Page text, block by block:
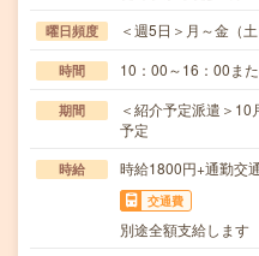
曜日頻度 ＜週5日＞月～金（
時間 10：00～16：00ま
期間
＜紹介予定派遣＞
予定
時給 時給1800円+通勤交
交通費
別途全額支給します